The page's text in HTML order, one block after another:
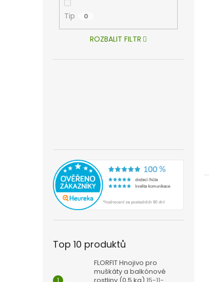
Tip 0
ROZBALIT FILTR
Top 10 produktů
FLORFIT Hnojivo pro
muškáty a balkónové
rostliny (0,5 kg) 15-11-